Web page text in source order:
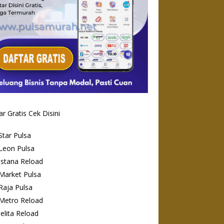
Gratis Cek Disini
Pulsa
Pulsa
Reload
Pulsa
Pulsa
Reload
Reload